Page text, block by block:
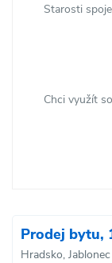
Starosti
Chci využít
Prodej bytu,
Hradsko,